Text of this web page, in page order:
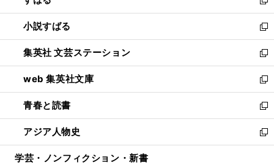
開
く
ウ
で
開
く
新
し
い
ウ
ィ
ン
ド
ウ
で
開
く
小説すばる
新
し
い
ウ
ィ
ン
ド
ウ
で
開
集英社 文芸ステーション
新
し
い
ウ
ィ
ン
ド
ウ
web 集英社文庫
新
し
い
ウ
ィ
ン
青春と読書
新
し
い
ウ
アジア人物史
新
し
学芸・ノンフィクション・新書